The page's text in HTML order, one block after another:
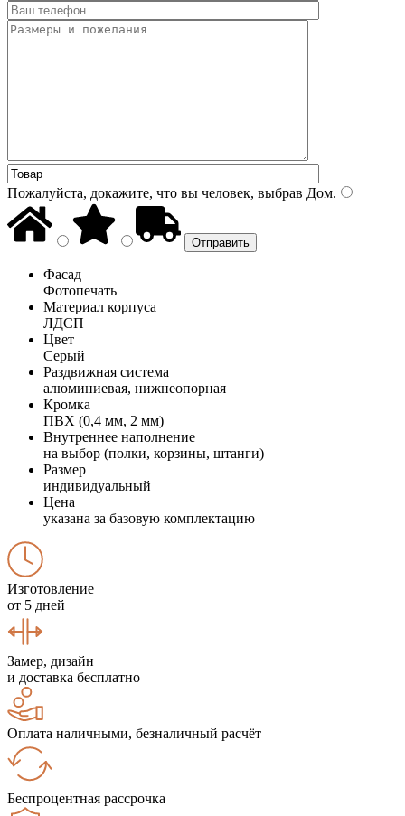
Пожалуйста, докажите, что вы человек, выбрав Дом.
Фасад
Фотопечать
Материал корпуса
ЛДСП
Цвет
Серый
Раздвижная система
алюминиевая, нижнеопорная
Кромка
ПВХ (0,4 мм, 2 мм)
Внутреннее наполнение
на выбор (полки, корзины, штанги)
Размер
индивидуальный
Цена
указана за базовую комплектацию
Изготовление
от 5 дней
Замер, дизайн
и доставка бесплатно
Оплата наличными, безналичный расчёт
Беспроцентная рассрочка